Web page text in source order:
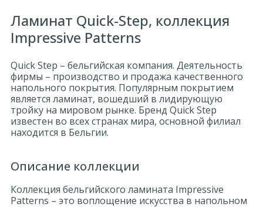
Ламинат Quick-Step, коллекция
Impressive Patterns
Quick Step – бельгийская компания. Деятельность
фирмы – производство и продажа качественного
напольного покрытия. Популярным покрытием
является ламинат, вошедший в лидирующую
тройку на мировом рынке. Бренд Quick Step
известен во всех странах мира, основной филиал
находится в Бельгии.
Описание коллекции
Коллекция бельгийского ламината Impressive
Patterns – это воплощение искусства в напольном
Контакты
Монтаж